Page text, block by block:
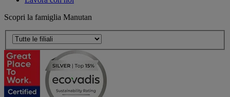
Scopri la famiglia Manutan